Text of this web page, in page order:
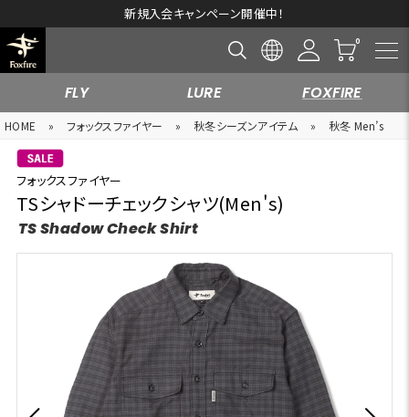
新規入会キャンペーン開催中！
FLY LURE FOXFIRE
HOME » フォックスファイヤー » 秋冬シーズンアイテム » 秋冬 Men’s
フォックスファイヤー
TSシャドーチェックシャツ(Men's)
TS Shadow Check Shirt